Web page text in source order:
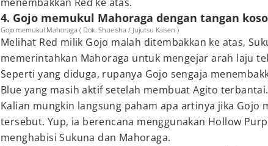
4. Gojo memukul Mahoraga dengan tangan
Gojo memukul Mahoraga ( Dok. Shueisha / Jujutsu Kaisen )
Melihat Red milik Gojo malah ditembakkan ke atas,
memerintahkan Mahoraga untuk mengejar arah laju
Seperti yang diduga, rupanya Gojo sengaja
Blue yang masih aktif setelah membuat Agito terbantai.
Kalian mungkin langsung paham apa artinya jika Gojo
tersebut. Yup, ia berencana menggunakan Hollow
menghabisi Sukuna dan Mahoraga.